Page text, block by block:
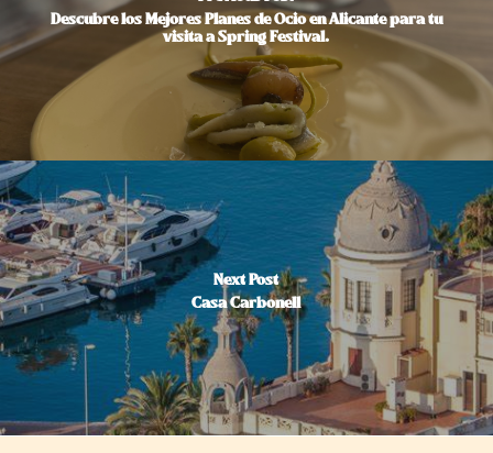
Descubre los Mejores Planes de Ocio en Alicante para tu
visita a Spring Festival.
Next Post
Casa Carbonell